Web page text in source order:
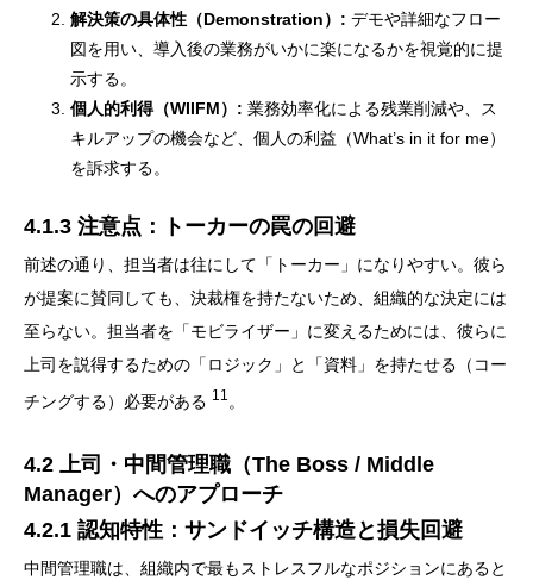
解決策の具体性（Demonstration）: デモや詳細なフロー
図を用い、導入後の業務がいかに楽になるかを視覚的に提
示する。
個人的利得（WIIFM）: 業務効率化による残業削減や、ス
キルアップの機会など、個人の利益（What’s in it for me）
を訴求する。
4.1.3 注意点：トーカーの罠の回避
前述の通り、担当者は往にして「トーカー」になりやすい。彼ら
が提案に賛同しても、決裁権を持たないため、組織的な決定には
至らない。担当者を「モビライザー」に変えるためには、彼らに
上司を説得するための「ロジック」と「資料」を持たせる（コー
チングする）必要がある 11 。
4.2 上司・中間管理職（The Boss / Middle
Manager）へのアプローチ
4.2.1 認知特性：サンドイッチ構造と損失回避
中間管理職は、組織内で最もストレスフルなポジションにあると